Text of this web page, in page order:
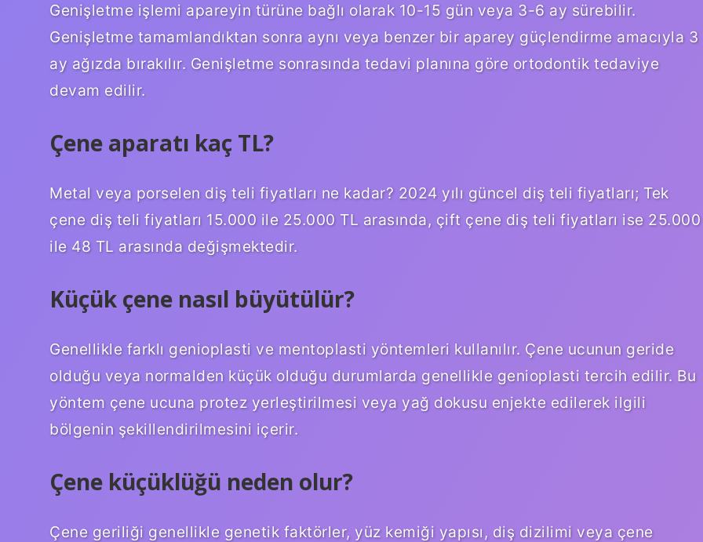
Genişletme işlemi apareyin türüne bağlı olarak 10-15 gün veya 3-6 ay sürebilir.
Genişletme tamamlandıktan sonra aynı veya benzer bir aparey güçlendirme amacıyla 3
ay ağızda bırakılır. Genişletme sonrasında tedavi planına göre ortodontik tedaviye
devam edilir.
Çene aparatı kaç TL?
Metal veya porselen diş teli fiyatları ne kadar? 2024 yılı güncel diş teli fiyatları; Tek
çene diş teli fiyatları 15.000 ile 25.000 TL arasında, çift çene diş teli fiyatları ise 25.000
ile 48 TL arasında değişmektedir.
Küçük çene nasıl büyütülür?
Genellikle farklı genioplasti ve mentoplasti yöntemleri kullanılır. Çene ucunun geride
olduğu veya normalden küçük olduğu durumlarda genellikle genioplasti tercih edilir. Bu
yöntem çene ucuna protez yerleştirilmesi veya yağ dokusu enjekte edilerek ilgili
bölgenin şekillendirilmesini içerir.
Çene küçüklüğü neden olur?
Çene geriliği genellikle genetik faktörler, yüz kemiği yapısı, diş dizilimi veya çene